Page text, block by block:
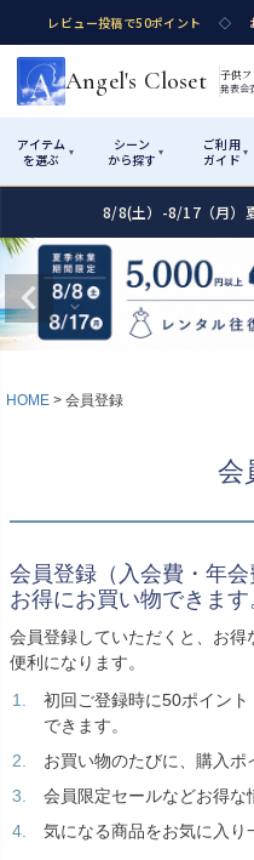
レビュー投稿で50ポイント ◇
Angel's Closet 子供
発表会
アイテム
を選ぶ
▾
シーン
から探す ▾
ご利用
ガイド ▾
Shop by Category
カテゴリ詳細→
七五三着物
小物・アクセ
アウター
Sale販売
Shop by Occasion
性別・サ
Recital & Concours
発表会・コンクール
舞台で輝くステージ衣装
How It Works
Startはじめに
01
レンタル・販売の入口
03 Angel's Closetについて
Rentalレンタル
04 レンタルのご案内
予約・配送・返却・料金
レンタルの流れ
4ステップで簡単
あんしんパック
汚れ・キズ・破損の補償
Visit Us
Atelier
実店舗 つくば店
Tsukuba Boutique
〒 茨城県土浦市大町14-16-
営業 10:00–18:00（完全予約
月曜日
8/8(土）-8/17（月）
HOME 会員登録
会
会員登録（入会費・年会
お得にお買い物できます
会員登録していただくと、お
便利になります。
初回ご登録時に50ポイン
できます。
お買い物のたびに、購入ポ
会員限定セールなどお得な
気になる商品をお気に入り